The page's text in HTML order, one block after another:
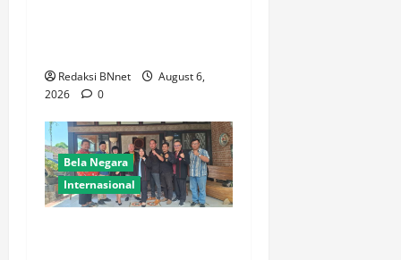
Redaksi BNnet
August 6,
2026
0
Bela Negara
Internasional